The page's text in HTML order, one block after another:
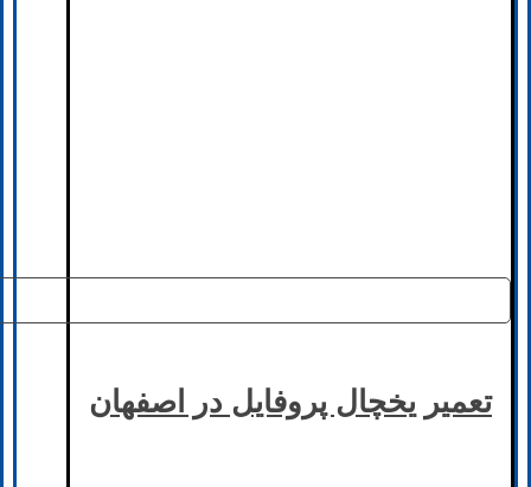
تعمیر یخچال پروفایل در اصفهان